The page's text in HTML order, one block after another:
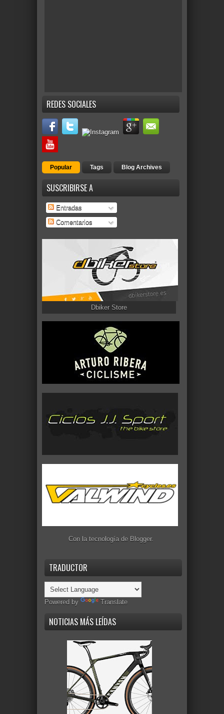
REDES SOCIALES
Popular Tags Blog Archives
SUSCRIBIRSE A
Entradas
Comentarios
Dbiker Store
Con la tecnología de Blogger.
TRADUCTOR
Powered by Translate
NOTICIAS MÁS LEÍDAS